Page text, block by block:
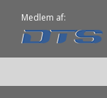
Medlem af: